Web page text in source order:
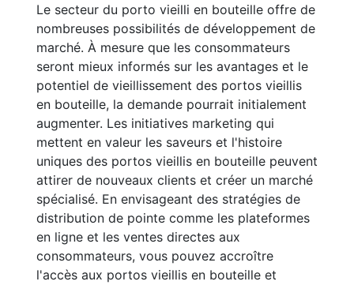
Le secteur du porto vieilli en bouteille offre de
nombreuses possibilités de développement de
marché. À mesure que les consommateurs
seront mieux informés sur les avantages et le
potentiel de vieillissement des portos vieillis
en bouteille, la demande pourrait initialement
augmenter. Les initiatives marketing qui
mettent en valeur les saveurs et l'histoire
uniques des portos vieillis en bouteille peuvent
attirer de nouveaux clients et créer un marché
spécialisé. En envisageant des stratégies de
distribution de pointe comme les plateformes
en ligne et les ventes directes aux
consommateurs, vous pouvez accroître
l'accès aux portos vieillis en bouteille et